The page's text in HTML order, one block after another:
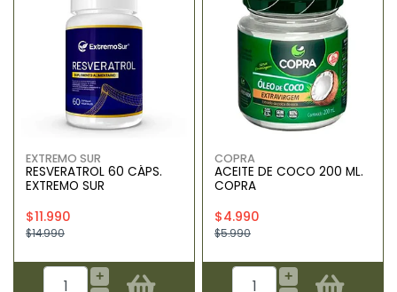
EXTREMO SUR
RESVERATROL 60 CÁPS.
EXTREMO SUR
$11.990
$14.990
+
COPRA
ACEITE DE COCO 200 ML.
COPRA
$4.990
$5.990
+